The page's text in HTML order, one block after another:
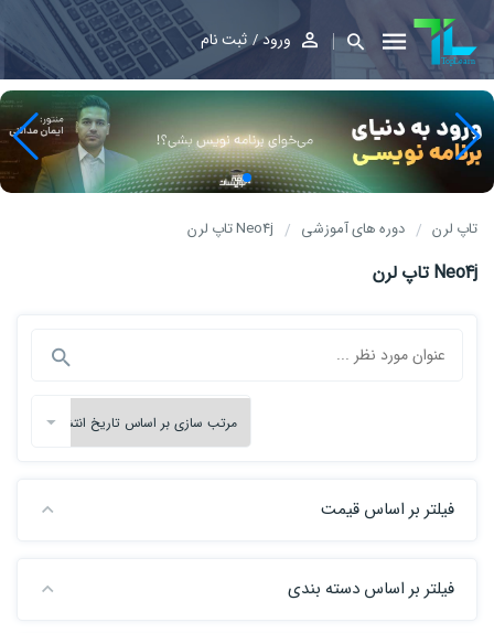
ورود ثبت نام
تاپ لرن دوره های آموزشی Neo4j تاپ لرن
Neo4j تاپ لرن
فیلتر بر اساس قیمت
فیلتر بر اساس دسته بندی